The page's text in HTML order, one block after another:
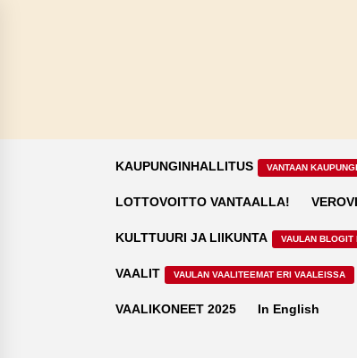
KAUPUNGINHALLITUS VANTAAN
LOTTOVOITTO VANTAALLA!
KULTTUURI JA LIIKUNTA VAULAN BLOGIT
VAALIT VAULAN VAALITEEMAT ERI VAALEISSA
VAALIKONEET 2025 In English